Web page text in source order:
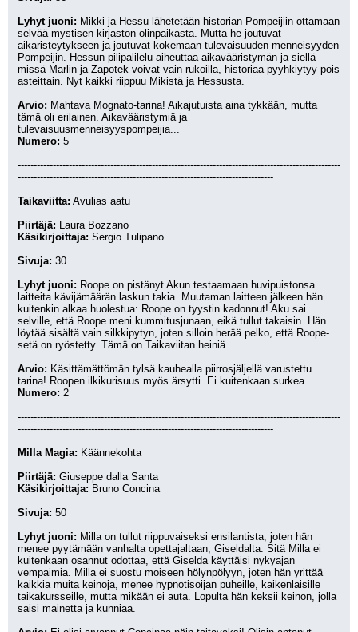
Lyhyt juoni: Mikki ja Hessu lähetetään historian Pompeijiin ottamaan
selvää mystisen kirjaston olinpaikasta. Mutta he joutuvat
aikaristeytykseen ja joutuvat kokemaan tulevaisuuden menneisyyden
Pompeijin. Hessun pilipalilelu aiheuttaa aikavääristymän ja siellä
missä Marlin ja Zapotek voivat vain rukoilla, historiaa pyyhkiytyy pois
asteittain. Nyt kaikki riippuu Mikistä ja Hessusta.
Arvio: Mahtava Mognato-tarina! Aikajutuista aina tykkään, mutta
tämä oli erilainen. Aikavääristymiä ja
tulevaisuusmenneisyyspompeijia...
Numero: 5
-----------------------------------------------------------------------------------------------------
--------------------------------------------------------------------------------
Taikaviitta: Avulias aatu
Piirtäjä: Laura Bozzano
Käsikirjoittaja: Sergio Tulipano
Sivuja: 30
Lyhyt juoni: Roope on pistänyt Akun testaamaan huvipuistonsa
laitteita kävijämäärän laskun takia. Muutaman laitteen jälkeen hän
kuitenkin alkaa huolestua: Roope on tyystin kadonnut! Aku sai
selville, että Roope meni kummitusjunaan, eikä tullut takaisin. Hän
löytää sisältä vain silkkipytyn, joten silloin herää pelko, että Roope-
setä on ryöstetty. Tämä on Taikaviitan heiniä.
Arvio: Käsittämättömän tylsä kauhealla piirrosjäljellä varustettu
tarina! Roopen ilkikurisuus myös ärsytti. Ei kuitenkaan surkea.
Numero: 2
-----------------------------------------------------------------------------------------------------
--------------------------------------------------------------------------------
Milla Magia: Käännekohta
Piirtäjä: Giuseppe dalla Santa
Käsikirjoittaja: Bruno Concina
Sivuja: 50
Lyhyt juoni: Milla on tullut riippuvaiseksi ensilantista, joten hän
menee pyytämään vanhalta opettajaltaan, Giseldalta. Sitä Milla ei
kuitenkaan osannut odottaa, että Giselda käyttäisi nykyajan
vempaimia. Milla ei suostu moiseen hölynpölyyn, joten hän yrittää
kaikkia muita keinoja, menee hypnotisoijan puheille, kaikenlaisille
taikakursseille, mutta mikään ei auta. Lopulta hän keksii keinon, jolla
saisi mainetta ja kunniaa.